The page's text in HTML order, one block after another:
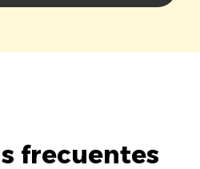
frecuentes